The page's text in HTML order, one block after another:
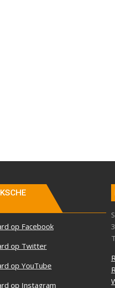
op Facebook
op Twitter
op YouTube
op Instagram